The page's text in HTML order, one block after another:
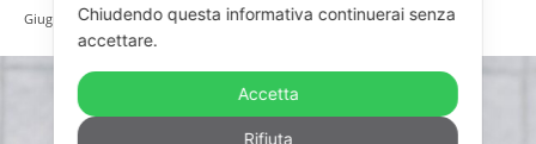
Giugno 1, 2026Chiudendo questa informativa continuerai senza
accettare.
Accetta
Rifiuta